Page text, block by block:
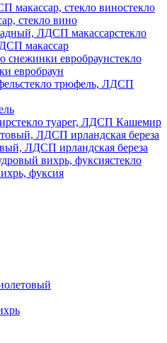
стекло
стекло вино
стекло
макассар
стекло
евробраун
стекло трюфель, ЛДСП
стекло туарег, ЛДСП Кашемир
ЛДСП ирландская береза
стекло
фуксия